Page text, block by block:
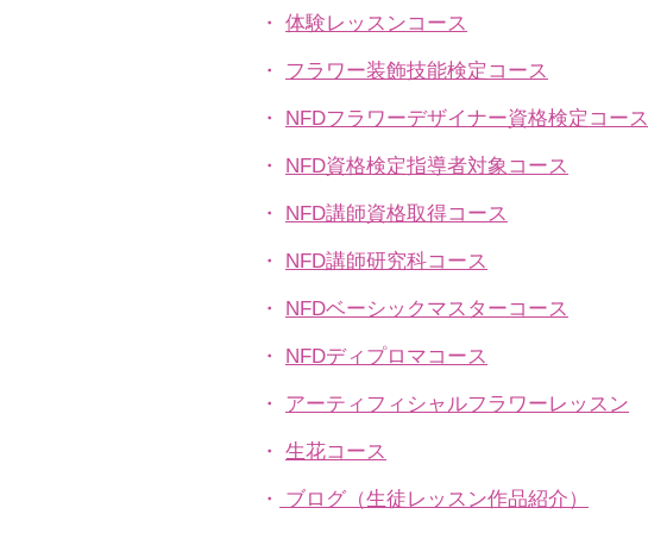
・ 体験レッスンコース
・ フラワー装飾技能検定コース
・ NFDフラワーデザイナー資格検定コース
・ NFD資格検定指導者対象コース
・ NFD講師資格取得コース
・ NFD講師研究科コース
・ NFDベーシックマスターコース
・ NFDディプロマコース
・ アーティフィシャルフラワーレッスン
​・ 生花コース
​・ ブログ（生徒レッスン作品紹介）